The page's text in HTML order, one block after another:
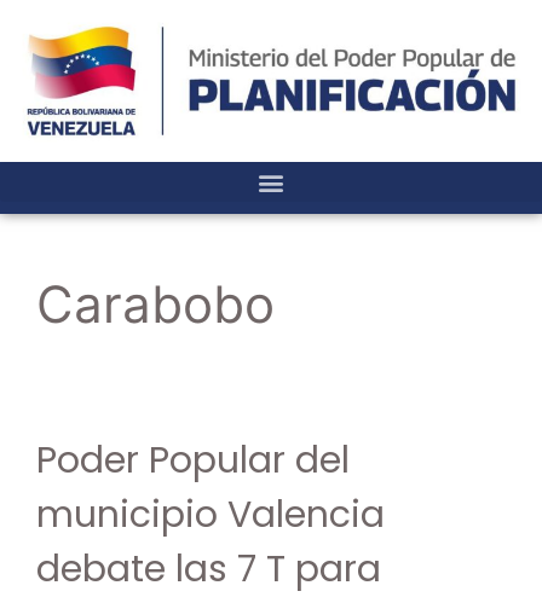
Carabobo
Poder Popular del
municipio Valencia
debate las 7 T para